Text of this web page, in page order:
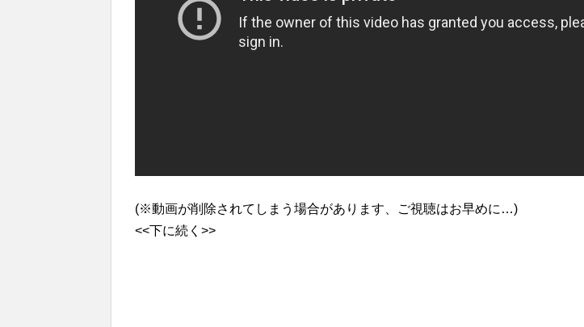
(※動画が削除されてしまう場合があります、ご視聴はお早めに…)
<<下に続く>>